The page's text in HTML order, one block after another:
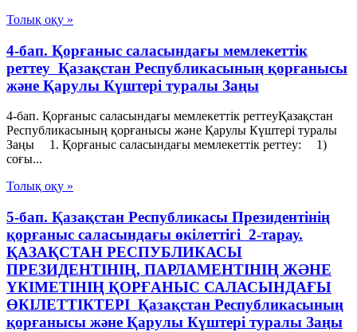
Толық оқу »
4-бап. Қорғаныс саласындағы мемлекеттік
реттеу Қазақстан Республикасының қорғанысы
және Қарулы Күштері туралы Заңы
4-бап. Қорғаныс саласындағы мемлекеттік реттеуҚазақстан
Республикасының қорғанысы және Қарулы Күштері туралы
Заңы 1. Қорғаныс саласындағы мемлекеттік реттеу: 1)
соғы...
Толық оқу »
5-бап. Қазақстан Республикасы Президентінің
қорғаныс саласындағы өкілеттігі 2-тарау.
ҚАЗАҚСТАН РЕСПУБЛИКАСЫ
ПРЕЗИДЕНТIНIҢ, ПАРЛАМЕНТIНIҢ ЖӘНЕ
ҮКIМЕТIНIҢ ҚОРҒАНЫС САЛАСЫНДАҒЫ
ӨКIЛЕТТIКТЕРI Қазақстан Республикасының
қорғанысы және Қарулы Күштері туралы Заңы